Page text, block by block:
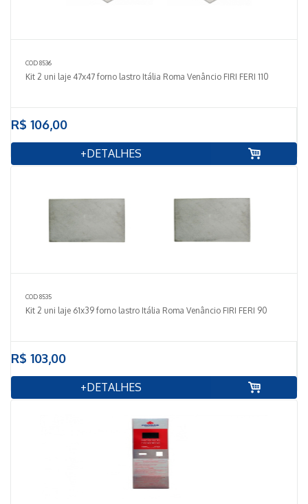
COD 8536
Kit 2 uni laje 47x47 forno lastro Itália Roma Venâncio FIRI FERI 110
R$ 106,00
+DETALHES
COD 8535
Kit 2 uni laje 61x39 forno lastro Itália Roma Venâncio FIRI FERI 90
R$ 103,00
+DETALHES